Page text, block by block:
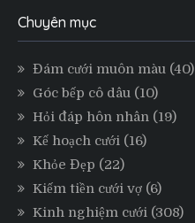
Chuyên mục
Đám cưới muôn màu (40)
Góc bếp cô dâu (10)
Hỏi đáp hôn nhân (19)
Kế hoạch cưới (16)
Khỏe Đẹp (22)
Kiếm tiền cưới vợ (6)
Kinh nghiệm cưới (308)